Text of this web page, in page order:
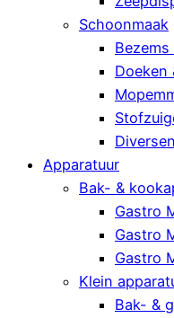
Schoonmaak
Doeken
Diversen
Apparatuur
Bak- &
Gastro
Gastro
Gastro
Klein
Bak- &